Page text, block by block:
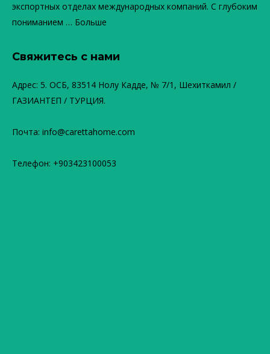
экспортных отделах международных компаний. С глубоким
пониманием … Больше
Свяжитесь с нами
Адрес: 5. ОСБ, 83514 Нолу Кадде, № 7/1, Шехиткамил /
ГАЗИАНТЕП / ТУРЦИЯ.
Почта: info@carettahome.com
Телефон: +903423100053